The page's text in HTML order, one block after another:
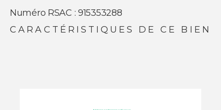
Numéro RSAC : 915353288
CARACTÉRISTIQUES DE CE BIEN